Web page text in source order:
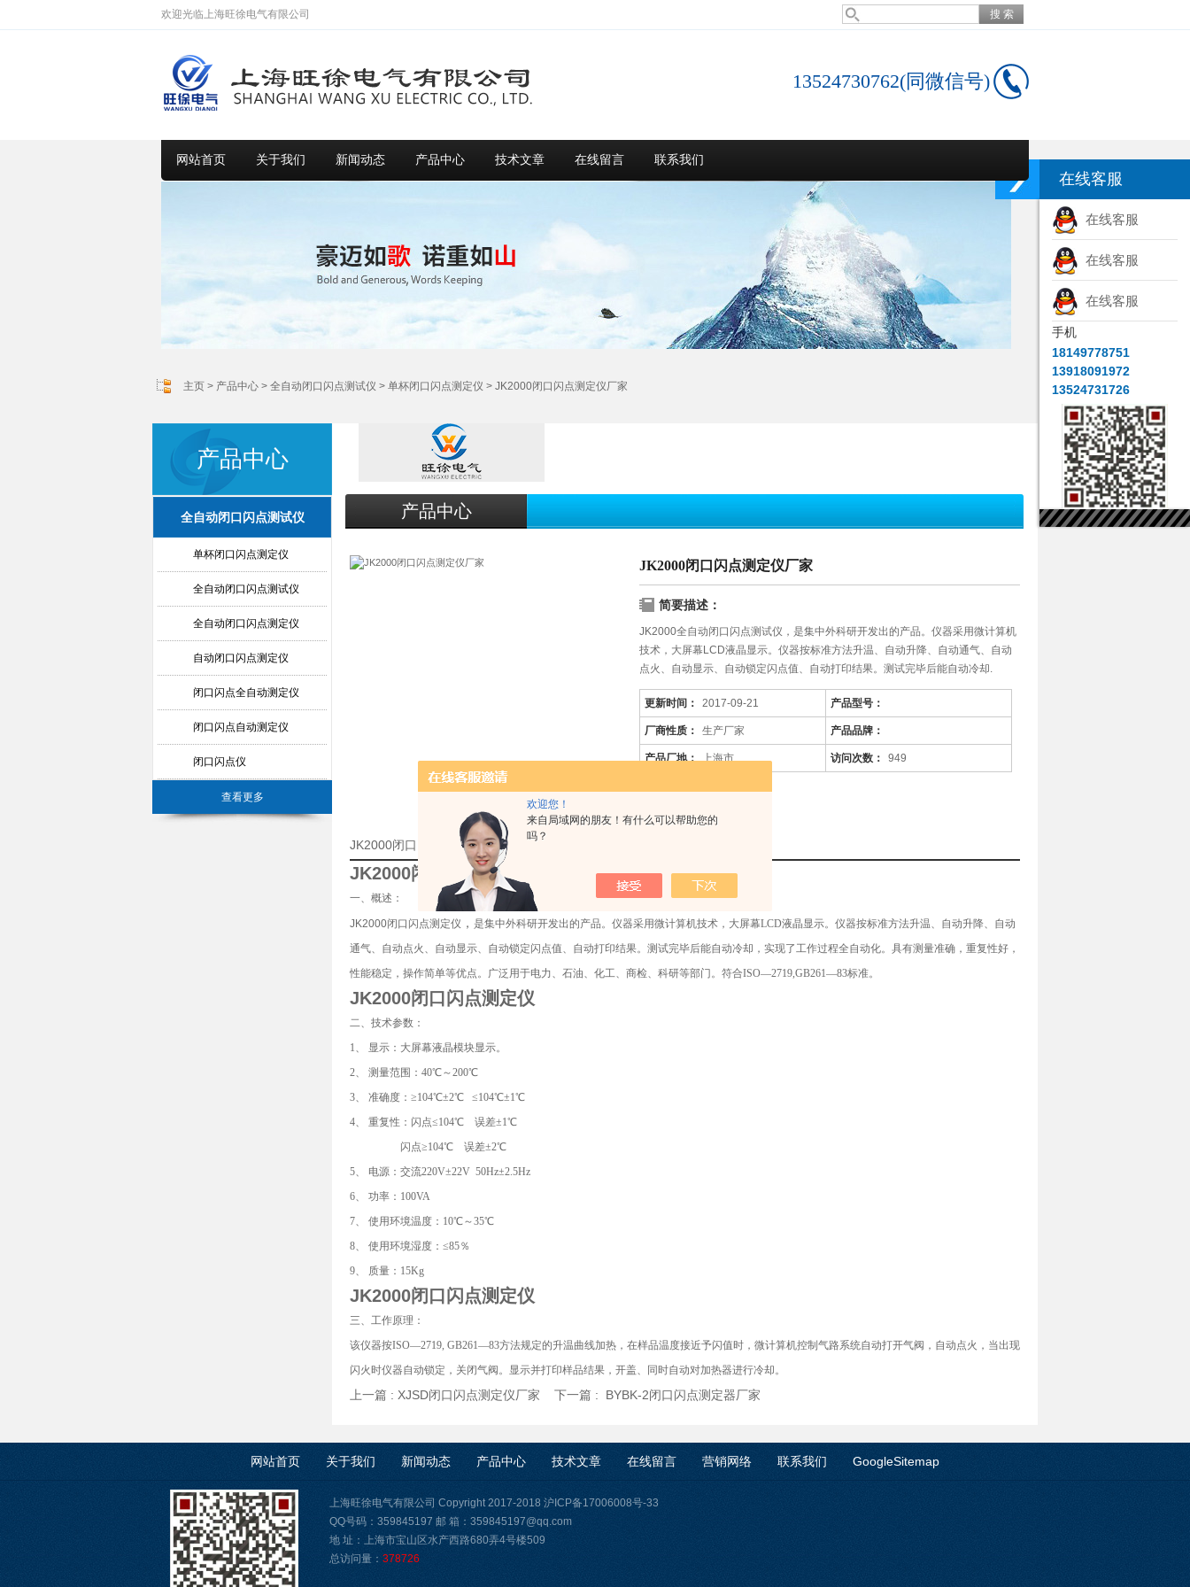
欢迎您！
来自局域网的朋友！有什么可以帮助您的
吗？
欢迎光临上海旺徐电气有限公司
13524730762(同微信号)
网站首页 关于我们 新闻动态 产品中心 技术文章 在线留言 联系我们
主页 > 产品中心 > 全自动闭口闪点测试仪 > 单杯闭口闪点测定仪 > JK2000闭口闪点测定仪厂家
产品中心
全自动闭口闪点测试仪
单杯闭口闪点测定仪
全自动闭口闪点测试仪
全自动闭口闪点测定仪
自动闭口闪点测定仪
闭口闪点全自动测定仪
闭口闪点自动测定仪
闭口闪点仪
查看更多
产品中心
JK2000闭口闪点测定仪厂家
简要描述：
JK2000全自动闭口闪点测试仪，是集中外科研开发出的产品。仪器采用微计算机
技术，大屏幕LCD液晶显示。仪器按标准方法升温、自动升降、自动通气、自动
点火、自动显示、自动锁定闪点值、自动打印结果。测试完毕后能自动冷却.
更新时间： 2017-09-21 产品型号：
厂商性质： 生产厂家 产品品牌：
产品厂地： 上海市 访问次数： 949
JK2000闭口闪点测定仪厂家的详细资料：
JK2000闭口闪点测定仪
一、概述：
JK2000闭口闪点测定仪 ， 是集中外科研开发出的产品。仪器采用微计算机技术，大屏幕LCD液晶显示。仪器按标准方法升温、自动升降、自动
通气、自动点火、自动显示、自动锁定闪点值、自动打印结果。测试完毕后能自动冷却，实现了工作过程全自动化。具有测量准确，重复性好，
性能稳定，操作简单等优点。广泛用于电力、石油、化工、商检、科研等部门。符合ISO—2719,GB261—83标准。
JK2000闭口闪点测定仪
二、技术参数：
1、 显示：大屏幕液晶模块显示。
2、 测量范围：40℃～200℃
3、 准确度：≥104℃±2℃ ≤104℃±1℃
4、 重复性：闪点≤104℃ 误差±1℃
闪点≥104℃ 误差±2℃
5、 电源：交流220V±22V 50Hz±2.5Hz
6、 功率：100VA
7、 使用环境温度：10℃～35℃
8、 使用环境湿度：≤85％
9、 质量：15Kg
JK2000闭口闪点测定仪
三、工作原理：
该仪器按ISO—2719, GB261—83方法规定的升温曲线加热，在样品温度接近予闪值时，微计算机控制气路系统自动打开气阀，自动点火，当出现
闪火时仪器自动锁定，关闭气阀。显示并打印样品结果，开盖、同时自动对加热器进行冷却。
上一篇 : XJSD闭口闪点测定仪厂家 下一篇 : BYBK-2闭口闪点测定器厂家
网站首页 关于我们 新闻动态 产品中心 技术文章 在线留言 营销网络 联系我们 GoogleSitemap
上海旺徐电气有限公司 Copyright 2017-2018 沪ICP备17006008号-33
QQ号码：359845197 邮 箱：359845197@qq.com
地 址：上海市宝山区水产西路680弄4号楼509
总访问量： 378726
在线客服
在线客服
在线客服
在线客服
手机
18149778751
13918091972
13524731726